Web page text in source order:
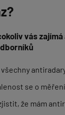
vás
se o
že mám